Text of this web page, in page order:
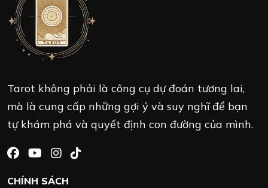
Tarot không phải là công cụ dự đoán tương lai,
mà là cung cấp những gợi ý và suy nghĩ để bạn
tự khám phá và quyết định con đường của mình.
CHÍNH SÁCH